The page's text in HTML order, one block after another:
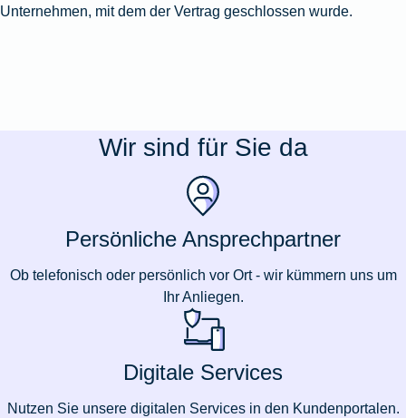
Unternehmen, mit dem der Vertrag geschlossen wurde.
Wir sind für Sie da
Persönliche Ansprechpartner
Ob telefonisch oder persönlich vor Ort - wir kümmern uns um
Ihr Anliegen.
Digitale Services
Nutzen Sie unsere digitalen Services in den Kundenportalen.